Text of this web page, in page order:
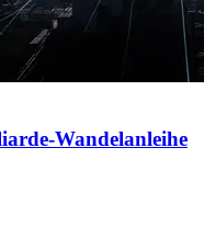
Wandelanleihe